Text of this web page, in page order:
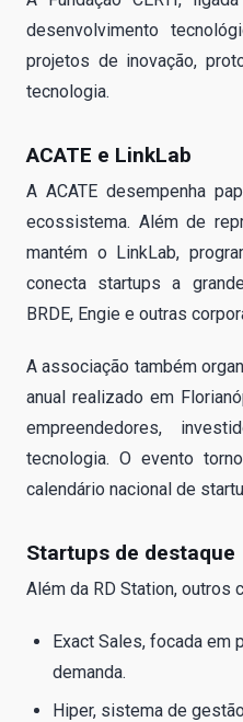
desenvolvimento
projetos de inovação,
tecnologia.
ACATE e LinkLab
A ACATE desempenha
ecossistema. Além de
mantém o LinkLab,
conecta startups a
BRDE, Engie e outras
A associação também
anual realizado em
empreendedores,
tecnologia. O evento
calendário nacional de
Startups de destaque
Além da RD Station, outros
Exact Sales, focada em
demanda.
Hiper, sistema de